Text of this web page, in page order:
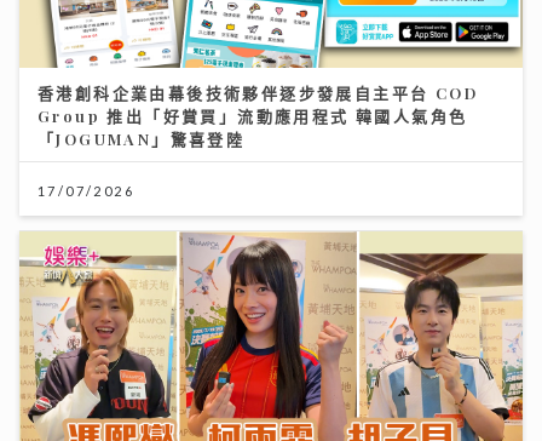
香港創科企業由幕後技術夥伴逐步發展自主平台 COD
Group 推出「好賞買」流動應用程式 韓國人氣角色
「JOGUMAN」驚喜登陸
17/07/2026